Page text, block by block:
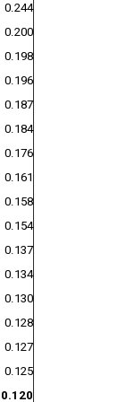
0.244
0.200
0.198
0.196
0.187
0.184
0.176
0.161
0.158
0.154
0.137
0.134
0.130
0.128
0.127
0.125
0.120